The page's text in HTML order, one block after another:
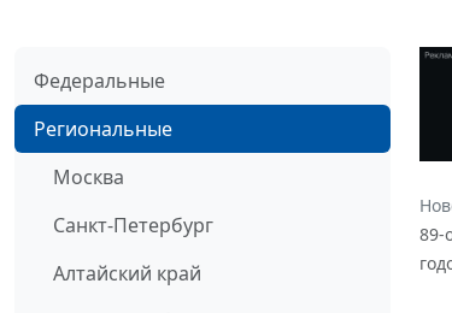
Федеральные
Региональные
Москва
Санкт-Петербург
Алтайский край
89-